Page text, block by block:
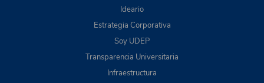
Ideario
Estrategia Corporativa
Soy UDEP
Transparencia Universitaria
Infraestructura